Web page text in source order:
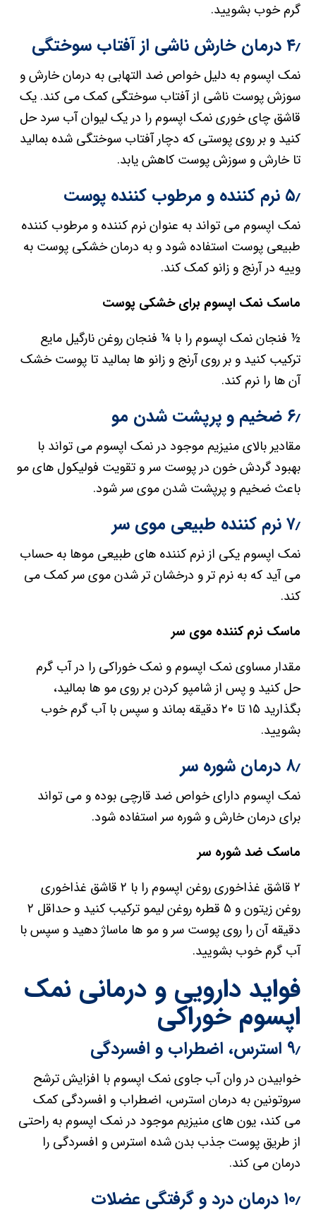
گرم خوب بشویید.
۴٫ درمان خارش ناشی از آفتاب سوختگی
نمک اپسوم به دلیل خواص ضد التهابی به درمان خارش و
سوزش پوست ناشی از آفتاب سوختگی کمک می کند. یک
قاشق چای خوری نمک اپسوم را در یک لیوان آب سرد حل
کنید و بر روی پوستی که دچار آفتاب سوختگی شده بمالید
تا خارش و سوزش پوست کاهش یابد.
۵٫ نرم کننده و مرطوب کننده پوست
نمک اپسوم می تواند به عنوان نرم کننده و مرطوب کننده
طبیعی پوست استفاده شود و به درمان خشکی پوست به
وییه در آرنج و زانو کمک کند.
ماسک نمک اپسوم برای خشکی پوست
½ فنجان نمک اپسوم را با ¼ فنجان روغن نارگیل مایع
ترکیب کنید و بر روی آرنج و زانو ها بمالید تا پوست خشک
آن ها را نرم کند.
۶٫ ضخیم و پرپشت شدن مو
مقادیر بالای منیزیم موجود در نمک اپسوم می تواند با
بهبود گردش خون در پوست سر و تقویت فولیکول های مو
باعث ضخیم و پرپشت شدن موی سر شود.
۷٫ نرم کننده طبیعی موی سر
نمک اپسوم یکی از نرم کننده های طبیعی موها به حساب
می آید که به نرم تر و درخشان تر شدن موی سر کمک می
کند.
ماسک نرم کننده موی سر
مقدار مساوی نمک اپسوم و نمک خوراکی را در آب گرم
حل کنید و پس از شامپو کردن بر روی مو ها بمالید،
بگذارید ۱۵ تا ۲۰ دقیقه بماند و سپس با آب گرم خوب
بشویید.
۸٫ درمان شوره سر
نمک اپسوم دارای خواص ضد قارچی بوده و می تواند
برای درمان خارش و شوره سر استفاده شود.
ماسک ضد شوره سر
۲ قاشق غذاخوری روغن اپسوم را با ۲ قاشق غذاخوری
روغن زیتون و ۵ قطره روغن لیمو ترکیب کنید و حداقل ۲
دقیقه آن را روی پوست سر و مو ها ماساژ دهید و سپس با
آب گرم خوب بشویید.
فواید دارویی و درمانی نمک
اپسوم خوراکی
۹٫ استرس، اضطراب و افسردگی
خوابیدن در وان آب جاوی نمک اپسوم با افزایش ترشح
سروتونین به درمان استرس، اضطراب و افسردگی کمک
می کند، یون های منیزیم موجود در نمک اپسوم به راحتی
از طریق پوست جذب بدن شده استرس و افسردگی را
درمان می کند.
۱۰٫ درمان درد و گرفتگی عضلات